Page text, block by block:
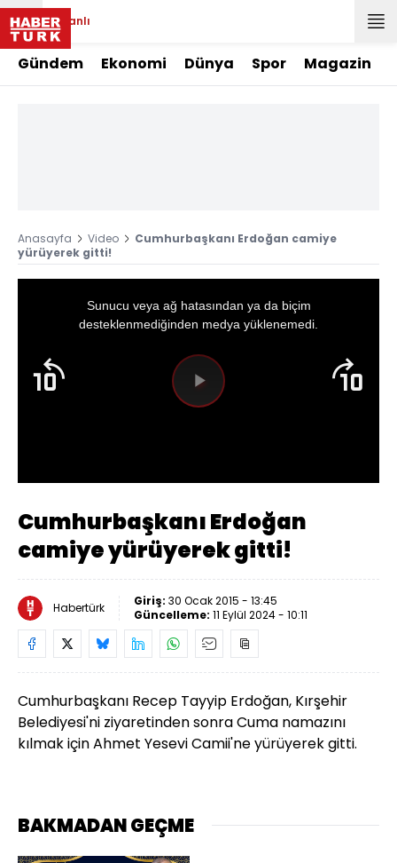
Canlı
Gündem Ekonomi Dünya Spor Magazin
Anasayfa Video
Cumhurbaşkanı Erdoğan camiye
yürüyerek gitti!
Videoyu
Sunucu veya ağ hatasından ya da biçim
desteklenmediğinden medya yüklenemedi.
Cumhurbaşkanı Erdoğan
camiye yürüyerek gitti!
Habertürk Giriş: 30 Ocak 2015 - 13:45
Güncelleme: 11 Eylül 2024 - 10:11
Cumhurbaşkanı Recep Tayyip Erdoğan, Kırşehir
Belediyesi'ni ziyaretinden sonra Cuma namazını
kılmak için Ahmet Yesevi Camii'ne yürüyerek gitti.
BAKMADAN GEÇME